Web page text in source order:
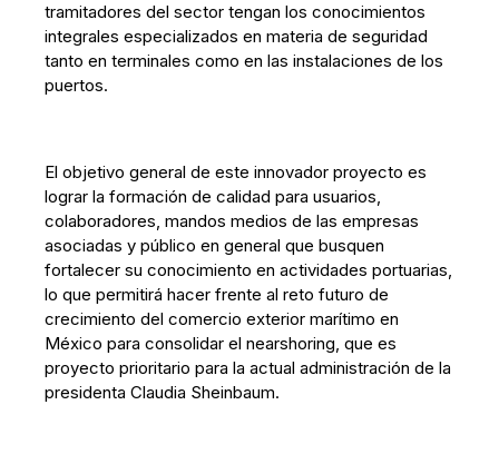
tramitadores del sector tengan los conocimientos
integrales especializados en materia de seguridad
tanto en terminales como en las instalaciones de los
puertos.
El objetivo general de este innovador proyecto es
lograr la formación de calidad para usuarios,
colaboradores, mandos medios de las empresas
asociadas y público en general que busquen
fortalecer su conocimiento en actividades portuarias,
lo que permitirá hacer frente al reto futuro de
crecimiento del comercio exterior marítimo en
México para consolidar el nearshoring, que es
proyecto prioritario para la actual administración de la
presidenta Claudia Sheinbaum.